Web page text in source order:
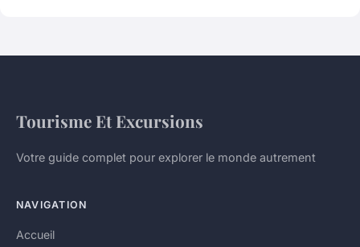
Tourisme Et Excursions
Votre guide complet pour explorer le monde autrement
NAVIGATION
Accueil